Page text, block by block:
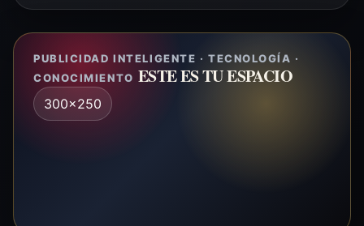
PUBLICIDAD INTELIGENTE · TECNOLOGÍA ·
CONOCIMIENTO ESTE ES TU ESPACIO
300x250